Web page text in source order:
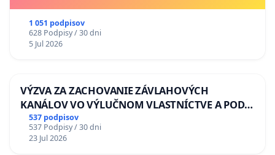
1 051 podpisov
628 Podpisy / 30 dni
5 Jul 2026
VÝZVA ZA ZACHOVANIE ZÁVLAHOVÝCH
KANÁLOV VO VÝLUČNOM VLASTNÍCTVE A POD
KONTROLOU SLOVENSKEJ REPUBLIKY & žiadosť
na riešenie zanedbaného stavu závlahových a
odvodňovacích kanálov na Slovensku
537 podpisov
537 Podpisy / 30 dni
23 Jul 2026